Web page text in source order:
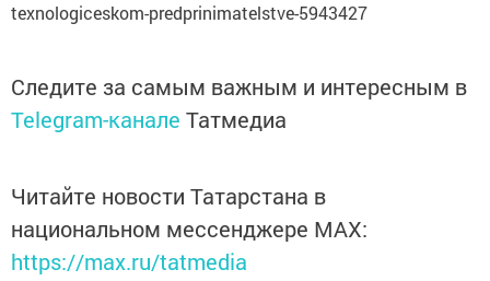
texnologiceskom-predprinimatelstve-5943427
Следите за самым важным и интересным в
Telegram-канале Татмедиа
Читайте новости Татарстана в
национальном мессенджере MАХ:
https://max.ru/tatmedia